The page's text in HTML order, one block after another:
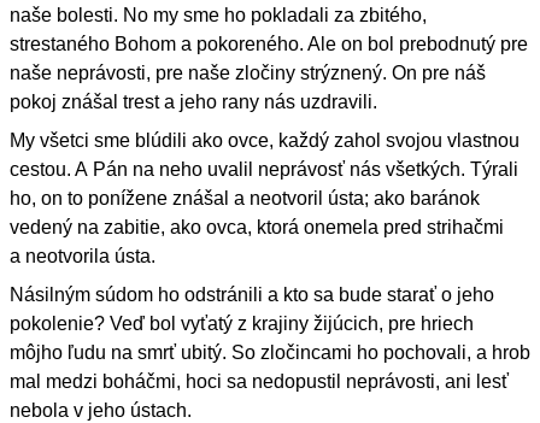
naše bolesti. No my sme ho pokladali za zbitého,
strestaného Bohom a pokoreného. Ale on bol prebodnutý pre
naše neprávosti, pre naše zločiny strýznený. On pre náš
pokoj znášal trest a jeho rany nás uzdravili.
My všetci sme blúdili ako ovce, každý zahol svojou vlastnou
cestou. A Pán na neho uvalil neprávosť nás všetkých. Týrali
ho, on to ponížene znášal a neotvoril ústa; ako baránok
vedený na zabitie, ako ovca, ktorá onemela pred strihačmi
a neotvorila ústa.
Násilným súdom ho odstránili a kto sa bude starať o jeho
pokolenie? Veď bol vyťatý z krajiny žijúcich, pre hriech
môjho ľudu na smrť ubitý. So zločincami ho pochovali, a hrob
mal medzi boháčmi, hoci sa nedopustil neprávosti, ani lesť
nebola v jeho ústach.